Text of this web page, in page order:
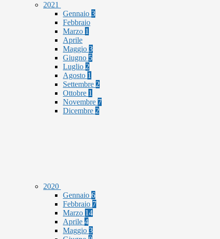
2021
Gennaio 3
Febbraio
Marzo 1
Aprile
Maggio 3
Giugno 5
Luglio 2
Agosto 1
Settembre 2
Ottobre 1
Novembre 7
Dicembre 2
2020
Gennaio 6
Febbraio 7
Marzo 14
Aprile 4
Maggio 3